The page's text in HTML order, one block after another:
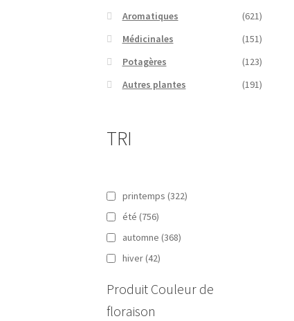
Aromatiques
(621)
Médicinales
(151)
Potagères
(123)
Autres plantes
(191)
TRI
printemps (322)
été (756)
automne (368)
hiver (42)
Produit Couleur de
floraison